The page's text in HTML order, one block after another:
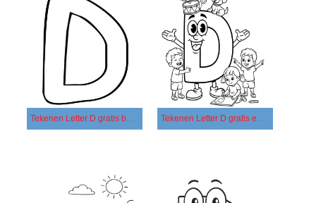
Tekenen Letter D gratis basis Tekenen Letter D gratis eenvoudig